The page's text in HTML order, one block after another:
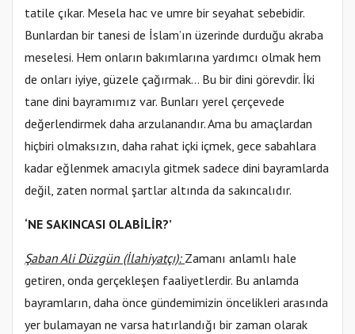
tatile çıkar. Mesela hac ve umre bir seyahat sebebidir.
Bunlardan bir tanesi de İslam’ın üzerinde durduğu akraba
meselesi. Hem onların bakımlarına yardımcı olmak hem
de onları iyiye, güzele çağırmak... Bu bir dini görevdir. İki
tane dini bayramımız var. Bunları yerel çerçevede
değerlendirmek daha arzulanandır. Ama bu amaçlardan
hiçbiri olmaksızın, daha rahat içki içmek, gece sabahlara
kadar eğlenmek amacıyla gitmek sadece dini bayramlarda
değil, zaten normal şartlar altında da sakıncalıdır.
‘NE SAKINCASI OLABİLİR?’
Şaban Ali Düzgün (İlahiyatçı): Zamanı anlamlı hale
getiren, onda gerçekleşen faaliyetlerdir. Bu anlamda
bayramların, daha önce gündemimizin öncelikleri arasında
yer bulamayan ne varsa hatırlandığı bir zaman olarak